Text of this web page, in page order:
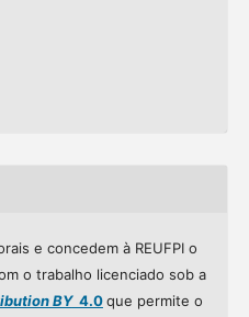
e concedem à REUFPI o
o trabalho licenciado sob a
BY4.0que permite o